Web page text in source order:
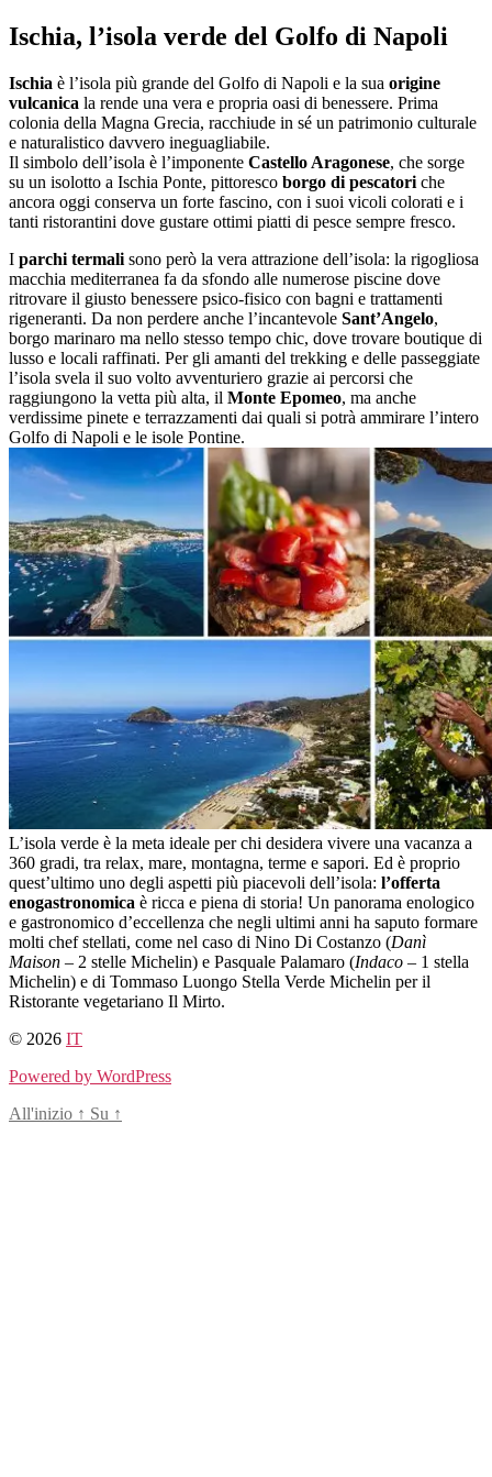
Salta
al
Ischia, l’isola verde del Golfo di Napoli
Ischia è l’isola più grande del Golfo di Napoli e la sua origine
vulcanica la rende una vera e propria oasi di benessere. Prima
colonia della Magna Grecia, racchiude in sé un patrimonio culturale
e naturalistico davvero ineguagliabile.
Il simbolo dell’isola è l’imponente Castello Aragonese, che sorge
su un isolotto a Ischia Ponte, pittoresco borgo di pescatori che
ancora oggi conserva un forte fascino, con i suoi vicoli colorati e i
tanti ristorantini dove gustare ottimi piatti di pesce sempre fresco.
I parchi termali sono però la vera attrazione dell’isola: la rigogliosa
macchia mediterranea fa da sfondo alle numerose piscine dove
ritrovare il giusto benessere psico-fisico con bagni e trattamenti
rigeneranti. Da non perdere anche l’incantevole Sant’Angelo,
borgo marinaro ma nello stesso tempo chic, dove trovare boutique di
lusso e locali raffinati. Per gli amanti del trekking e delle passeggiate
l’isola svela il suo volto avventuriero grazie ai percorsi che
raggiungono la vetta più alta, il Monte Epomeo, ma anche
verdissime pinete e terrazzamenti dai quali si potrà ammirare l’intero
Golfo di Napoli e le isole Pontine.
L’isola verde è la meta ideale per chi desidera vivere una vacanza a
360 gradi, tra relax, mare, montagna, terme e sapori. Ed è proprio
quest’ultimo uno degli aspetti più piacevoli dell’isola: l’offerta
enogastronomica è ricca e piena di storia! Un panorama enologico
e gastronomico d’eccellenza che negli ultimi anni ha saputo formare
molti chef stellati, come nel caso di Nino Di Costanzo (Danì
Maison – 2 stelle Michelin) e Pasquale Palamaro (Indaco – 1 stella
Michelin) e di Tommaso Luongo Stella Verde Michelin per il
Ristorante vegetariano Il Mirto.
© 2026 IT
Powered by WordPress
All'inizio ↑ Su ↑